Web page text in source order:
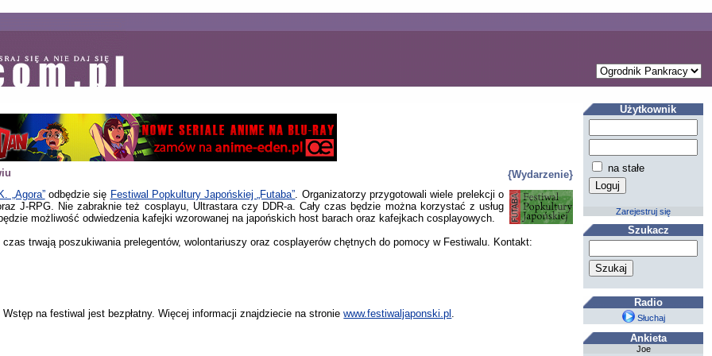
{Wydarzenie}
„Agora”odbędzie się Festiwal Popkultury Japońskiej „Futaba” . Organizatorzy przygotowali wiele prelekcji o
J-RPG. Nie zabraknie też cosplayu, Ultrastara czy DDR-a. Cały czas będzie można korzystać z usług
możliwość odwiedzenia kafejki wzorowanej na japońskich host barach oraz kafejkach cosplayowych.
trwają poszukiwania prelegentów, wolontariuszy oraz cosplayerów chętnych do pomocy w Festiwalu. Kontakt:
na festiwal jest bezpłatny. Więcej informacji znajdziecie na stroniewww.festiwaljaponski.pl
Użytkownik
na stałe
Zarejestruj się
Szukacz
Radio
Słuchaj
Ankieta
Joe